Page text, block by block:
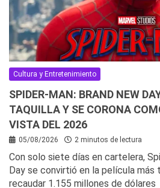
Cultura y Entretenimiento
SPIDER-MAN: BRAND NEW
TAQUILLA Y SE CORONA
VISTA DEL 2026
05/08/2026 2 minutos de lectura
Con solo siete días en cartelera,
Day se convirtió en la película más
recaudar 1.155 millones de dólares